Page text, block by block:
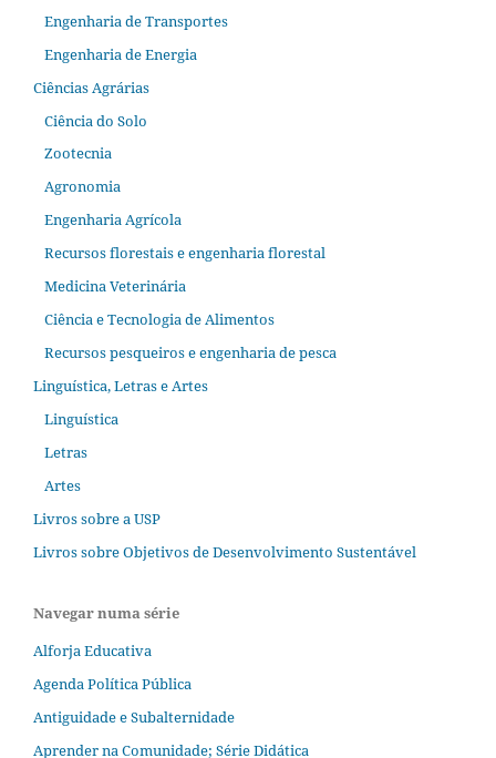
Engenharia de Transportes
Engenharia de Energia
Ciências Agrárias
Ciência do Solo
Zootecnia
Agronomia
Engenharia Agrícola
Recursos florestais e engenharia florestal
Medicina Veterinária
Ciência e Tecnologia de Alimentos
Recursos pesqueiros e engenharia de pesca
Linguística, Letras e Artes
Linguística
Letras
Artes
Livros sobre a USP
Livros sobre Objetivos de Desenvolvimento Sustentável
Navegar numa série
Alforja Educativa
Agenda Política Pública
Antiguidade e Subalternidade
Aprender na Comunidade; Série Didática